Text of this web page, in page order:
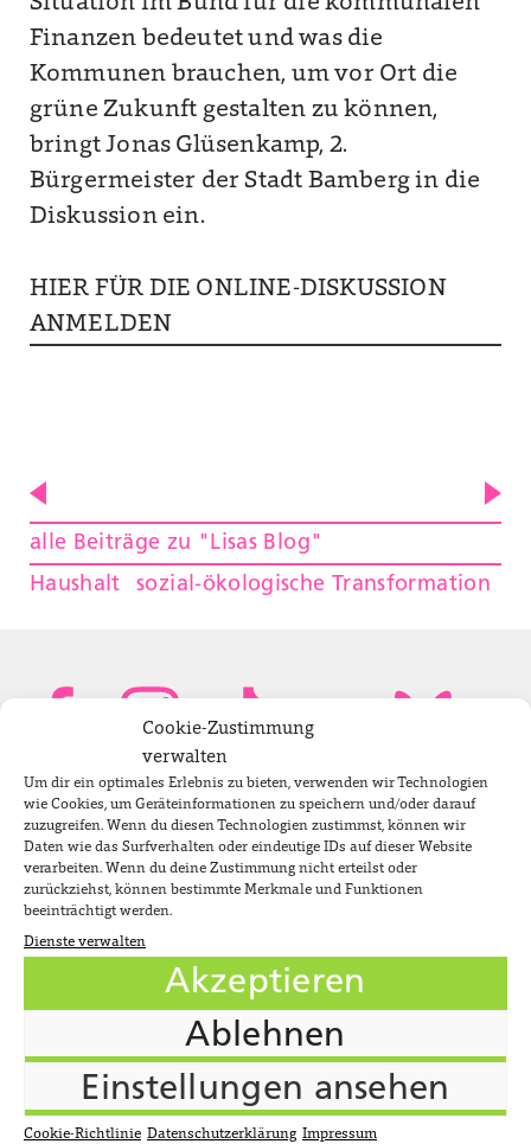
Cookie-Zustimmung
verwalten
Um dir ein optimales Erlebnis zu bieten, verwenden wir Technologien
wie Cookies, um Geräteinformationen zu speichern und/oder darauf
zuzugreifen. Wenn du diesen Technologien zustimmst, können wir
Daten wie das Surfverhalten oder eindeutige IDs auf dieser Website
verarbeiten. Wenn du deine Zustimmung nicht erteilst oder
zurückziehst, können bestimmte Merkmale und Funktionen
beeinträchtigt werden.
Dienste verwalten
Akzeptieren
Ablehnen
Einstellungen ansehen
Cookie-Richtlinie Datenschutzerklärung Impressum
Finanzen bedeutet und was die
Kommunen brauchen, um vor Ort die
grüne Zukunft gestalten zu können,
bringt Jonas Glüsenkamp, 2.
Bürgermeister der Stadt Bamberg in die
Diskussion ein.
HIER FÜR DIE ONLINE-DISKUSSION
ANMELDEN
alle Beiträge zu "Lisas Blog"
Haushalt
sozial-ökologische Transformation
Bundestagsabgeordnete
Newsletter
Impressum
Datenschutzerklärung
Cookie-Richtlinie (EU)
Suche